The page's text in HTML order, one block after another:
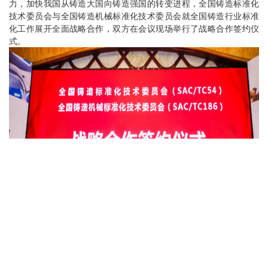
力，加快我国从铸造大国向铸造强国的转变进程，全国铸造标准化
技术委员会与全国铸造机械标准化技术委员会就全国铸造行业标准
化工作展开全面战略合作，双方在会议现场举行了战略合作签约仪
式。